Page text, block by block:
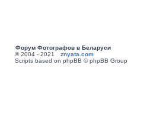
Форум Фотографов в Беларуси
© 2004 - 2021 znyata.com
Scripts based on phpBB © phpBB Group